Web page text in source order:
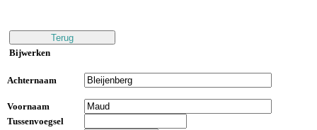
Bijwerken
Achternaam
Voornaam
Tussenvoegsel